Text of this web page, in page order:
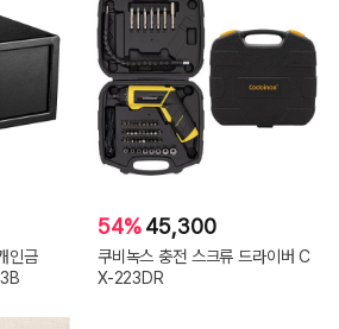
인금
54%45,300
쿠비녹스 충전 스크류 드라이버 C
X-223DR